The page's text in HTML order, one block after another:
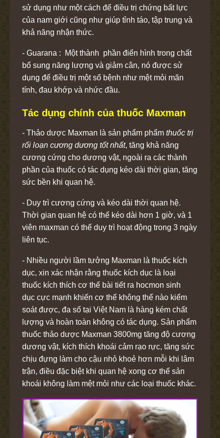
sử dụng như một cách để điều trị chứng bất lực
của nam giới cũng như giúp tỉnh táo, tập trung và
khả năng nhận thức.
- Guarana : Một thành phần điển hình trong chất
bổ sung năng lượng và giảm cân, nó được sử
dụng để điều trị một số bệnh như mệt mỏi mãn
tính, đau khớp và nhức đầu.
Tác dụng chính của thuốc Maxman
- Thảo dược Maxman là sản phẩm phẩm thuốc trị
rối loạn cương dương tốt nhất, tăng khả năng
cương cứng cho dương vật, ngoài ra các thành
phần của thuốc có tác dụng kéo dài thời gian, tăng
sức bền khi quan hệ.
- Duy trì cương cứng và kéo dài thời quan hệ.
Thời gian quan hệ có thể kéo dài hơn 1 giờ, và 1
viên maxman có thể duy trì hoạt động trong 3 ngày
liên tục.
- Nhiều người lầm tưởng Maxman là thuốc kích
dục, xin xác nhận rằng thuốc kích dục là loại
thuốc kích thích cơ thể bài tiết ra hocmon sinh
dục cực mạnh khiến cơ thể không thể nào kiểm
soát được, đa số tại Việt Nam là hàng kém chất
lượng và hoàn toàn không có tác dụng. Sản phẩm
thuốc thảo dược Maxman 3800mg tăng độ cương
dương vật, kích thích khoái cảm rạo rực, tăng sức
chịu đựng làm cho cậu nhỏ khoẻ hơn mỗi khi lâm
trận, điều đặc biệt khi quan hệ xong cơ thể sản
khoái không làm mệt mỏi như các loại thuốc khác.